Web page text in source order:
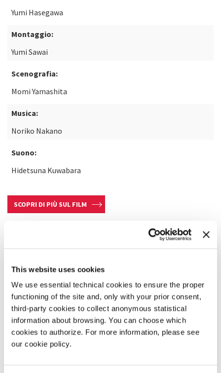
This website uses cookies
We use essential technical cookies to ensure the proper
functioning of the site and, only with your prior consent,
third-party cookies to collect anonymous statistical
information about browsing. You can choose which
cookies to authorize. For more information, please see
our cookie policy.
Yumi Hasegawa
Montaggio:
Yumi Sawai
Scenografia:
Momi Yamashita
Musica:
Noriko Nakano
Suono:
Hidetsuna Kuwabara
SCOPRI DI PIÙ SUL FILM